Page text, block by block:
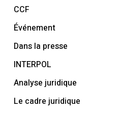
CCF
Événement
Dans la presse
INTERPOL
Analyse juridique
Le cadre juridique